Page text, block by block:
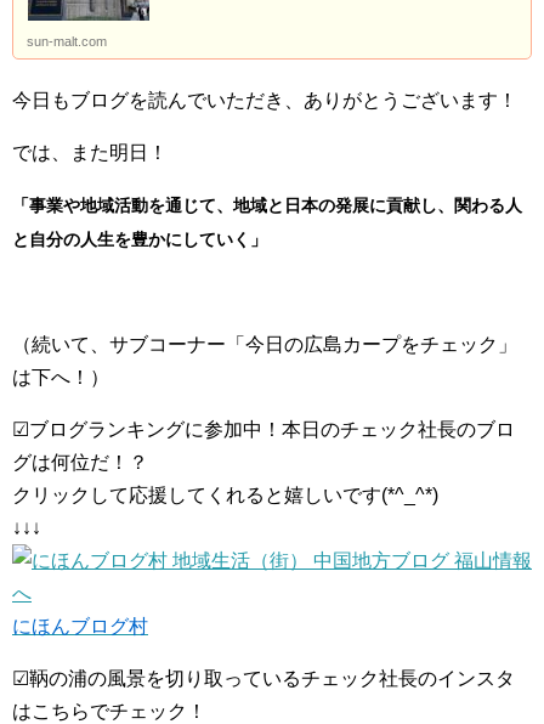
sun-malt.com
今日もブログを読んでいただき、ありがとうございます！
では、また明日！
「事業や地域活動を通じて、地域と日本の発展に貢献し、関わる人
と自分の人生を豊かにしていく」
（続いて、サブコーナー「今日の広島カープをチェック」
は下へ！）
☑ブログランキングに参加中！本日のチェック社長のブロ
グは何位だ！？
クリックして応援してくれると嬉しいです(*^_^*)
↓↓↓
にほんブログ村
☑鞆の浦の風景を切り取っているチェック社長のインスタ
はこちらでチェック！